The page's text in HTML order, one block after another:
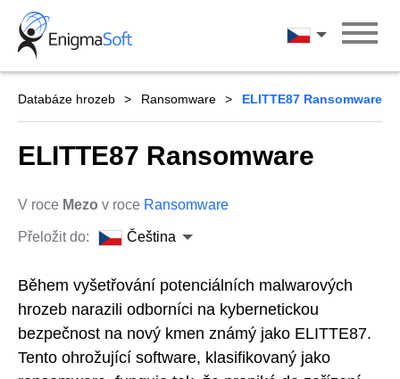
Skip
content
Čeština
Databáze hrozeb Ransomware ELITTE87 Ransomware
ELITTE87 Ransomware
V roce Mezo v roce Ransomware
Přeložit do: Čeština
Během vyšetřování potenciálních malwarových
hrozeb narazili odborníci na kybernetickou
bezpečnost na nový kmen známý jako ELITTE87.
Tento ohrožující software, klasifikovaný jako